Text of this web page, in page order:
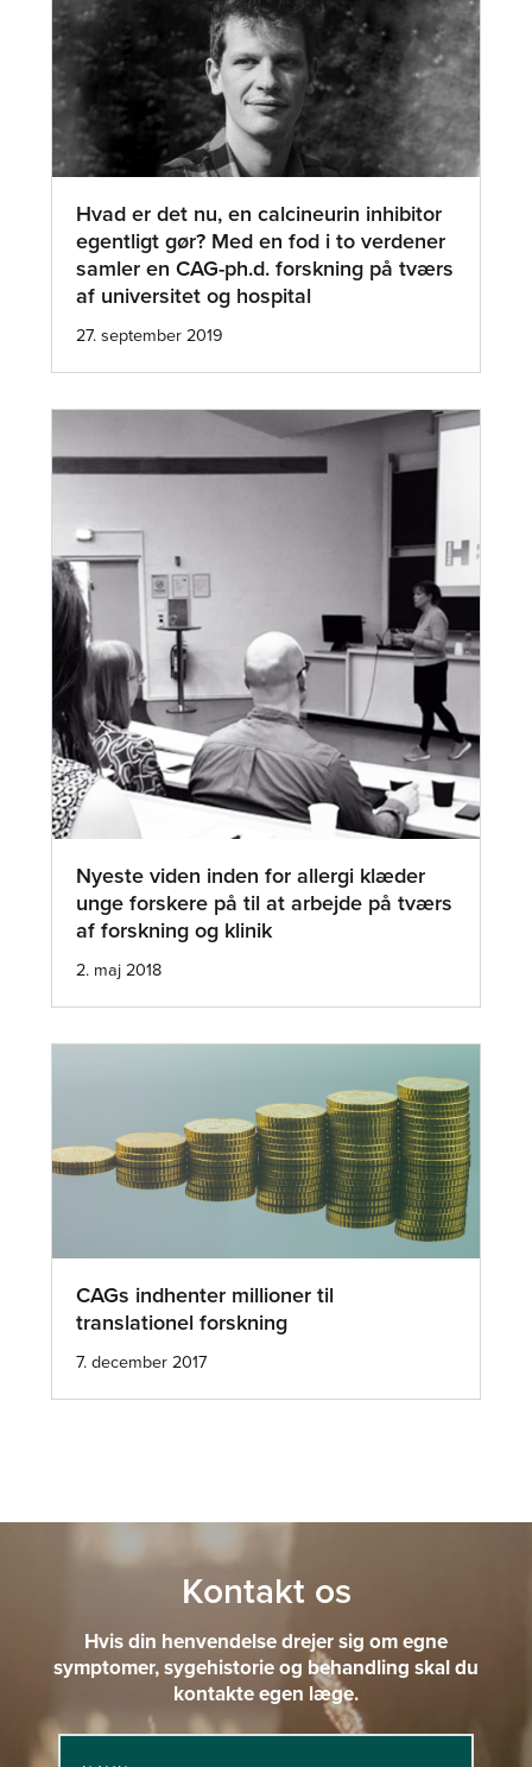
Hvad er det nu, en calcineurin inhibitor
egentligt gør? Med en fod i to verdener
samler en CAG-ph.d. forskning på tværs
af universitet og hospital
27. september 2019
Nyeste viden inden for allergi klæder
unge forskere på til at arbejde på tværs
af forskning og klinik
2. maj 2018
CAGs indhenter millioner til
translationel forskning
7. december 2017
Kontakt os
Hvis din henvendelse drejer sig om egne
symptomer, sygehistorie og behandling skal du
kontakte egen læge.